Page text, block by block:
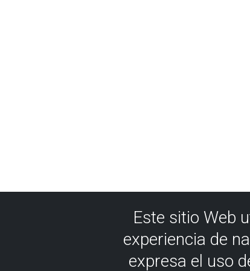
Este sitio Web
experiencia de
expresa el uso